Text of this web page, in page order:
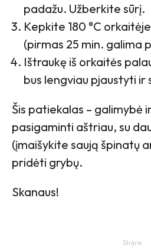
padažu. Užberkite sūrį.
Kepkite 180 °C
(pirmas 25 min. galima
Ištraukę iš orkaitės
bus lengviau pjaustyti ir
Šis patiekalas – galimybė
pasigaminti aštriau, su
(įmaišykite saują špinatų
pridėti grybų.
Skanaus!
Share